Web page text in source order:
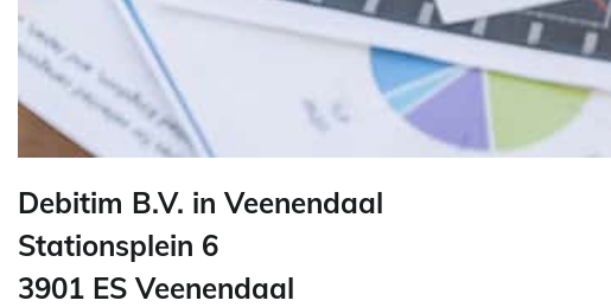
Debitim B.V. in Veenendaal
Stationsplein 6
3901 ES Veenendaal